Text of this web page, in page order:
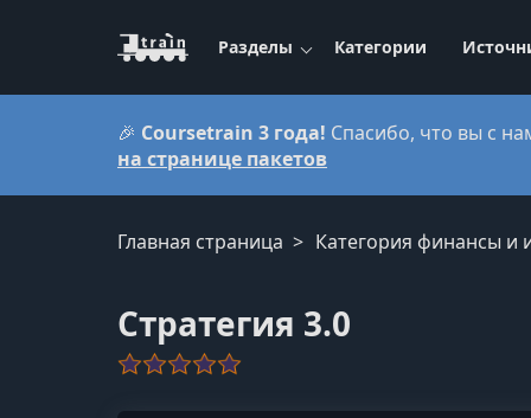
Разделы Категории
🎉 Coursetrain 3 года! Спасибо, что вы с
на странице пакетов
Главная страница Категория финансы и
Стратегия 3.0